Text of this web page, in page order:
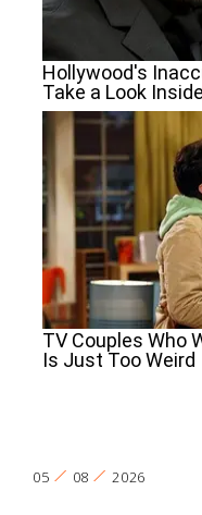
05 08 2026